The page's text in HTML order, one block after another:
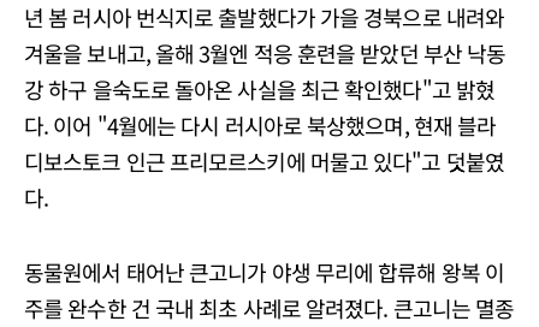
년 봄 러시아 번식지로 출발했다가 가을 경북으로 내려와
겨울을 보내고, 올해 3월엔 적응 훈련을 받았던 부산 낙동
강 하구 을숙도로 돌아온 사실을 최근 확인했다"고 밝혔
다. 이어 "4월에는 다시 러시아로 북상했으며, 현재 블라
디보스토크 인근 프리모르스키에 머물고 있다"고 덧붙였
다.
동물원에서 태어난 큰고니가 야생 무리에 합류해 왕복 이
주를 완수한 건 국내 최초 사례로 알려졌다. 큰고니는 멸종